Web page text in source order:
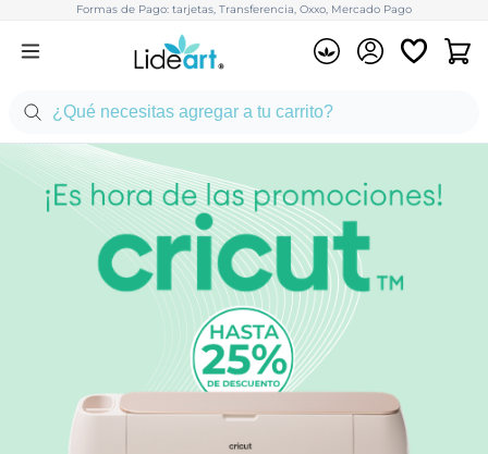
Formas de Pago: tarjetas, Transferencia, Oxxo, Mercado Pago